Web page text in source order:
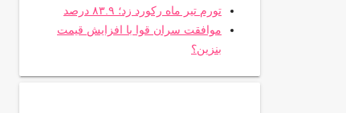
تورم تیر ماه رکورد زد؛ ۸۳.۹ درصد
موافقت سران قوا با افزایش قیمت
بنزین؟